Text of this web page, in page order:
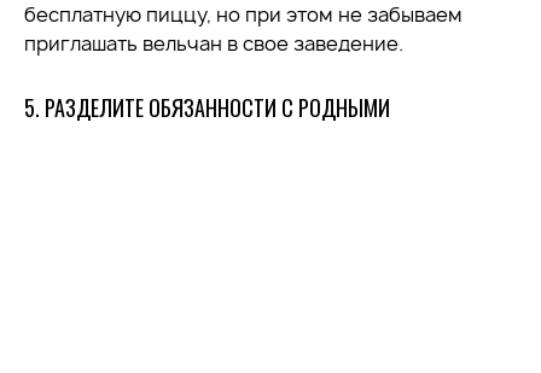
бесплатную пиццу, но при этом не забываем
приглашать вельчан в свое заведение.
5. РАЗДЕЛИТЕ ОБЯЗАННОСТИ С РОДНЫМИ